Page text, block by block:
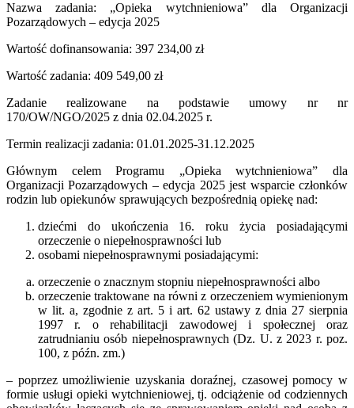
Nazwa zadania: „Opieka wytchnieniowa” dla Organizacji
Pozarządowych – edycja 2025
Wartość dofinansowania: 397 234,00 zł
Wartość zadania: 409 549,00 zł
Zadanie realizowane na podstawie umowy nr nr
170/OW/NGO/2025 z dnia 02.04.2025 r.
Termin realizacji zadania: 01.01.2025-31.12.2025
Głównym celem Programu „Opieka wytchnieniowa” dla
Organizacji Pozarządowych – edycja 2025 jest wsparcie członków
rodzin lub opiekunów sprawujących bezpośrednią opiekę nad:
dziećmi do ukończenia 16. roku życia posiadającymi
orzeczenie o niepełnosprawności lub
osobami niepełnosprawnymi posiadającymi:
orzeczenie o znacznym stopniu niepełnosprawności albo
orzeczenie traktowane na równi z orzeczeniem wymienionym
w lit. a, zgodnie z art. 5 i art. 62 ustawy z dnia 27 sierpnia
1997 r. o rehabilitacji zawodowej i społecznej oraz
zatrudnianiu osób niepełnosprawnych (Dz. U. z 2023 r. poz.
100, z późn. zm.)
– poprzez umożliwienie uzyskania doraźnej, czasowej pomocy w
formie usługi opieki wytchnieniowej, tj. odciążenie od codziennych